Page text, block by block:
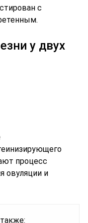
с
у двух
процесс
овуляции и